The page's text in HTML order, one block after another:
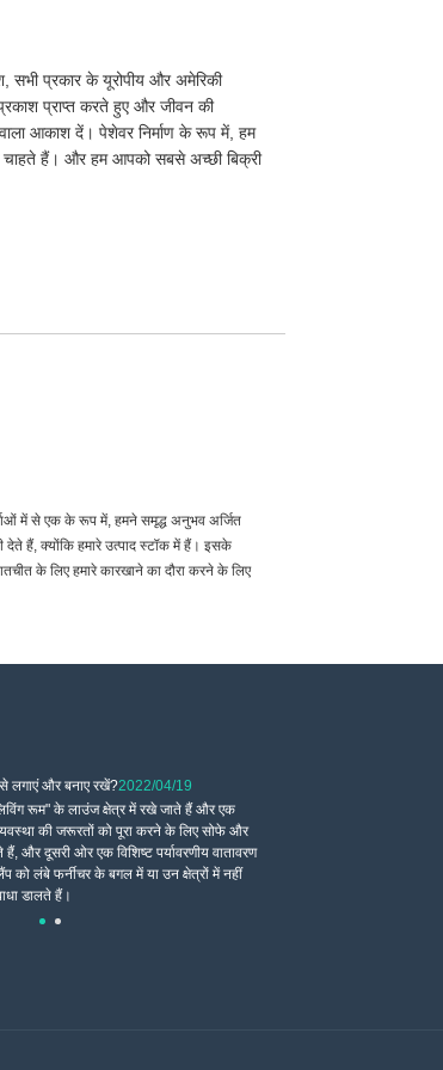
सभी प्रकार के यूरोपीय और अमेरिकी
प्राप्त करते हुए और जीवन की
आकाश दें। पेशेवर निर्माण के रूप में, हम
चाहते हैं। और हम आपको सबसे अच्छी बिक्री
में से एक के रूप में, हमने समृद्ध अनुभव अर्जित
हैं, क्योंकि हमारे उत्पाद स्टॉक में हैं। इसके
के लिए हमारे कारखाने का दौरा करने के लिए
लगाएं और बनाए रखें?2022/04/19
रूम" के लाउंज क्षेत्र में रखे जाते हैं और एक
की जरूरतों को पूरा करने के लिए सोफे और
और दूसरी ओर एक विशिष्ट पर्यावरणीय वातावरण
को लंबे फर्नीचर के बगल में या उन क्षेत्रों में नहीं
डालते हैं।